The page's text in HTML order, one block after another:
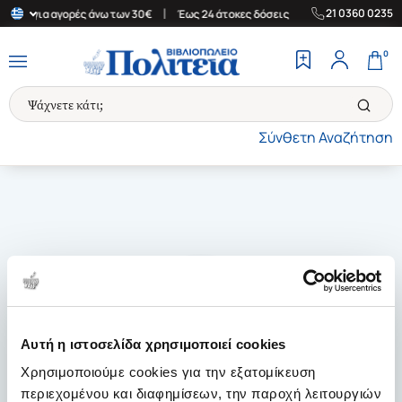
Αυτή η ιστοσελίδα χρησιμοποιεί cookies
Χρησιμοποιούμε cookies για την εξατομίκευση
περιεχομένου και διαφημίσεων, την παροχή λειτουργιών
για αγορές άνω των 30€ Έως 24 άτοκες δόσεις | Δωρεάν
21 0360 0235
Σύνθετη Αναζήτηση
0